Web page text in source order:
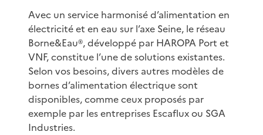
Avec un service harmonisé d’alimentation en
électricité et en eau sur l’axe Seine, le réseau
Borne&Eau®, développé par HAROPA Port et
VNF, constitue l’une de solutions existantes.
Selon vos besoins, divers autres modèles de
bornes d’alimentation électrique sont
disponibles, comme ceux proposés par
exemple par les entreprises Escaflux ou SGA
Industries.